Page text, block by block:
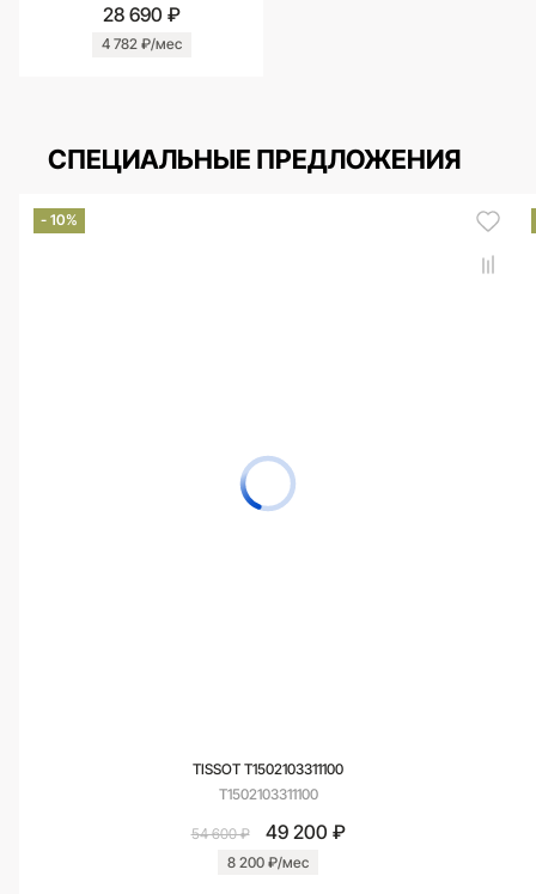
28 690 ₽
4 782 ₽/мес
СПЕЦИАЛЬНЫЕ ПРЕДЛОЖЕНИЯ
- 10%
TISSOT T1502103311100
T1502103311100
54 600 ₽ 49 200 ₽
8 200 ₽/мес